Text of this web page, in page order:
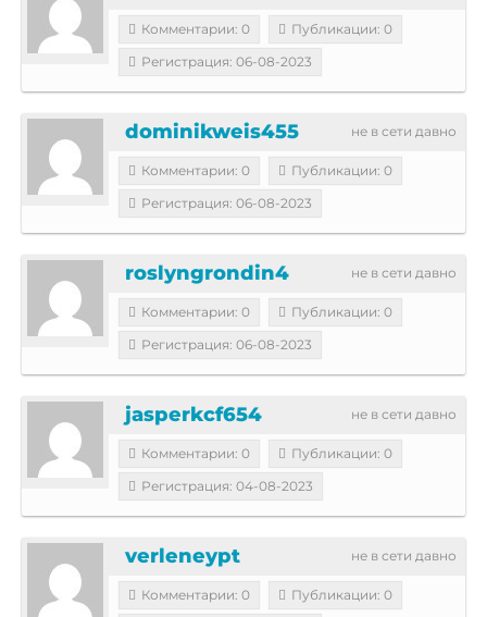
Комментарии: 0
Публикации: 0
Регистрация: 06-08-2023
не в сети давно
dominikweis455
Комментарии: 0
Публикации: 0
Регистрация: 06-08-2023
не в сети давно
roslyngrondin4
Комментарии: 0
Публикации: 0
Регистрация: 06-08-2023
не в сети давно
jasperkcf654
Комментарии: 0
Публикации: 0
Регистрация: 04-08-2023
не в сети давно
verleneypt
Комментарии: 0
Публикации: 0